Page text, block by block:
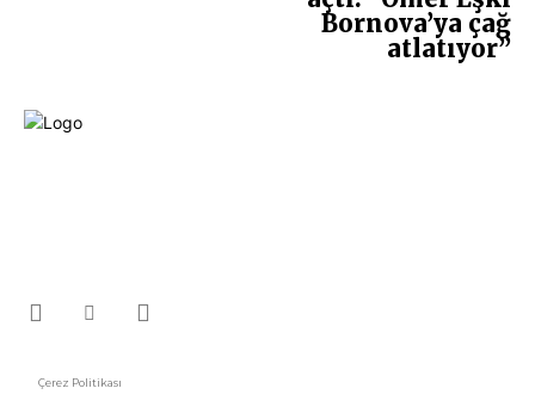
Bornova’ya çağ
atlatıyor”
Çerez Politikası